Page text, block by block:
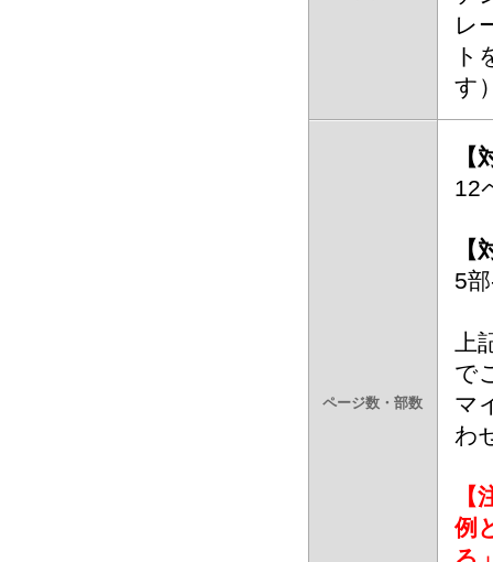
レ
ト
ページ数・部数
12
【
5
で
マ
わ
【
例